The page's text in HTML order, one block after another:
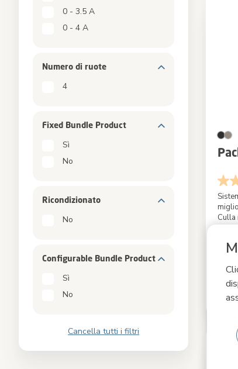
0 - 3.5 A
0 - 4 A
Numero di ruote
4
Fixed Bundle Product
Sì
No
Ricondizionato
No
Configurable Bundle Product
Sì
No
Cancella tutti i filtri